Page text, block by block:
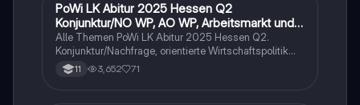
Wirtschaft und Recht
PoWi LK Abitur 2025 Hessen Q2
Konjunktur/NO WP, AO WP, Arbeitsmarkt und
Traifpolitik
Alle Themen PoWi LK Abitur 2025 Hessen Q2.
Konjunktur/Nachfrage, orientierte Wirtschaftspolitik
von Keynes. Angebot orientierte Wirtschaftspolitik von
Milton, Friedman und nachhaltiger
11 3,652 71